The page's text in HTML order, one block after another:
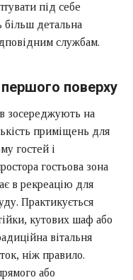
під себе
більш детальна
службам.
поверху
зосереджують на
приміщень для
гостей і
гостьова зона
в рекреацію для
Практикується
кутових шаф або
вітальня
ніж правило.
або